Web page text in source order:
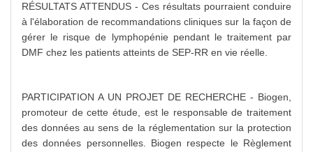
RÉSULTATS ATTENDUS - Ces résultats pourraient conduire
à l'élaboration de recommandations cliniques sur la façon de
gérer le risque de lymphopénie pendant le traitement par
DMF chez les patients atteints de SEP-RR en vie réelle.
PARTICIPATION A UN PROJET DE RECHERCHE - Biogen,
promoteur de cette étude, est le responsable de traitement
des données au sens de la réglementation sur la protection
des données personnelles. Biogen respecte le Règlement